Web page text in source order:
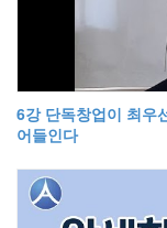
6강 단독창업이 최우
어들인다